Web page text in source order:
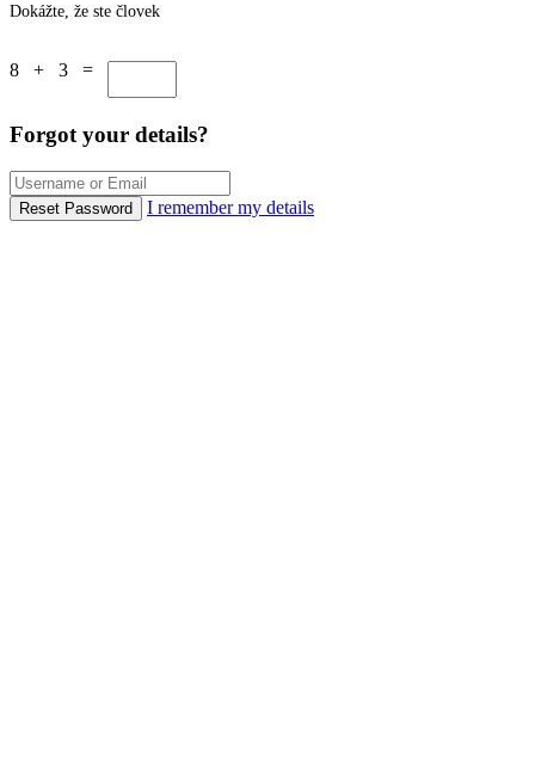
Dokážte, že ste človek
8 + 3 =
Forgot your details?
Reset Password I remember my details